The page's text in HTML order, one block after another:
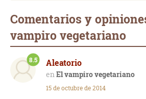
Comentarios y
vampiro vegetariano
Aleatorio
El vampiro vegetariano
8.5
15 de octubre de 2014